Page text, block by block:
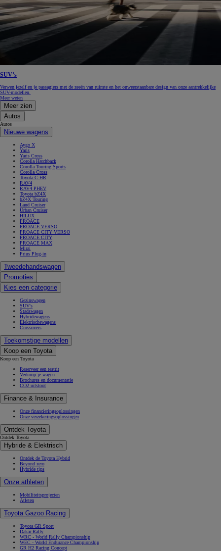
SUV’s
Verwen jezelf en je passagiers met de zeeën van ruimte en het onweerstaanbare design van onze aantrekkelijke
SUV-modellen.
Meer weten
Meer zien
Autos
Autos
Nieuwe wagens
Aygo X
Yaris
Yaris Cross
Corolla Hatchback
Corolla Touring Sports
Corolla Cross
Toyota C-HR
RAV4
RAV4 PHEV
Toyota bZ4X
bZ4X Touring
Land Cruiser
Urban Cruiser
HILUX
PROACE
PROACE VERSO
PROACE CITY VERSO
PROACE CITY
PROACE MAX
Mirai
Prius Plug-in
Tweedehandswagen
Promoties
Kies een categorie
Gezinswagen
SUV's
Stadswagen
Hybridewagens
Elektrischewagens
Crossovers
Toekomstige modellen
Koop een Toyota
Koop een Toyota
Reserveer een testrit
Verkoop je wagen
Brochures en documentatie
CO2 uitstoot
Finance & Insurance
Onze financieringsoplossingen
Onze verzekeringsoplossingen
Ontdek Toyota
Ontdek Toyota
Hybride & Elektrisch
Ontdek de Toyota Hybrid
Beyond zero
Hybride tips
Onze athleten
Mobiliteitsprojecten
Atleten
Toyota Gazoo Racing
Toyota GR Sport
Dakar Rally
WRC - World Rally Championship
WEC - World Endurance Championship
GR H2 Racing Concept